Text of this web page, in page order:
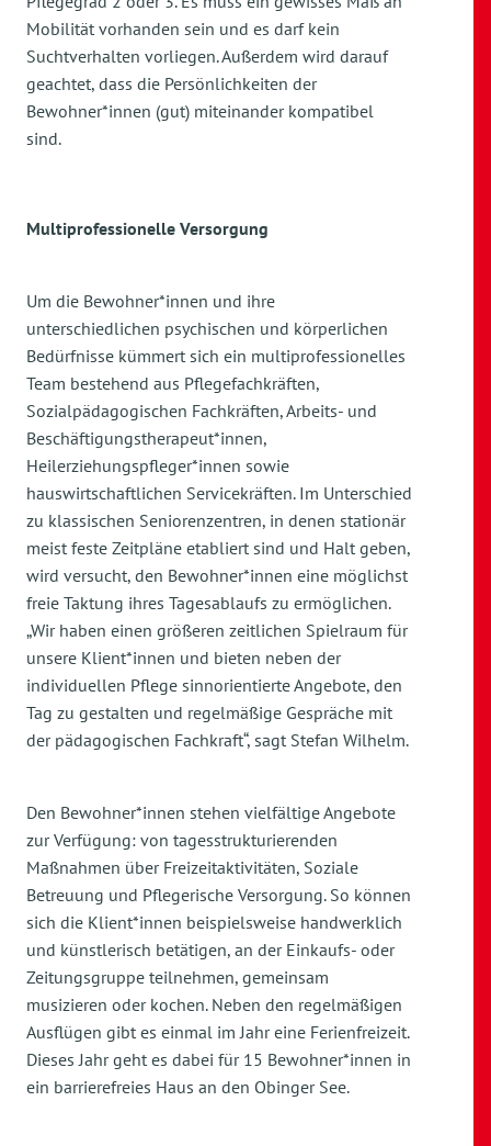
Mobilität vorhanden sein und es darf kein
Suchtverhalten vorliegen. Außerdem wird darauf
geachtet, dass die Persönlichkeiten der
Bewohner*innen (gut) miteinander kompatibel
sind.
Multiprofessionelle Versorgung
Um die Bewohner*innen und ihre
unterschiedlichen psychischen und körperlichen
Bedürfnisse kümmert sich ein multiprofessionelles
Team bestehend aus Pflegefachkräften,
Sozialpädagogischen Fachkräften, Arbeits- und
Beschäftigungstherapeut*innen,
Heilerziehungspfleger*innen sowie
hauswirtschaftlichen Servicekräften. Im Unterschied
zu klassischen Seniorenzentren, in denen stationär
meist feste Zeitpläne etabliert sind und Halt geben,
wird versucht, den Bewohner*innen eine möglichst
freie Taktung ihres Tagesablaufs zu ermöglichen.
„Wir haben einen größeren zeitlichen Spielraum für
unsere Klient*innen und bieten neben der
individuellen Pflege sinnorientierte Angebote, den
Tag zu gestalten und regelmäßige Gespräche mit
der pädagogischen Fachkraft“, sagt Stefan Wilhelm.
Den Bewohner*innen stehen vielfältige Angebote
zur Verfügung: von tagesstrukturierenden
Maßnahmen über Freizeitaktivitäten, Soziale
Betreuung und Pflegerische Versorgung. So können
sich die Klient*innen beispielsweise handwerklich
und künstlerisch betätigen, an der Einkaufs- oder
Zeitungsgruppe teilnehmen, gemeinsam
musizieren oder kochen. Neben den regelmäßigen
Ausflügen gibt es einmal im Jahr eine Ferienfreizeit.
Dieses Jahr geht es dabei für 15 Bewohner*innen in
ein barrierefreies Haus an den Obinger See.